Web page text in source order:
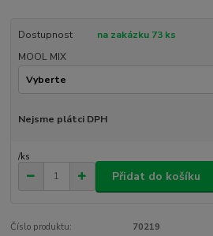
Dostupnost
na zakázku 73 ks
MOOL MIX
Nejsme plátci DPH
/ks
Přidat do košíku
Číslo produktu: 70219